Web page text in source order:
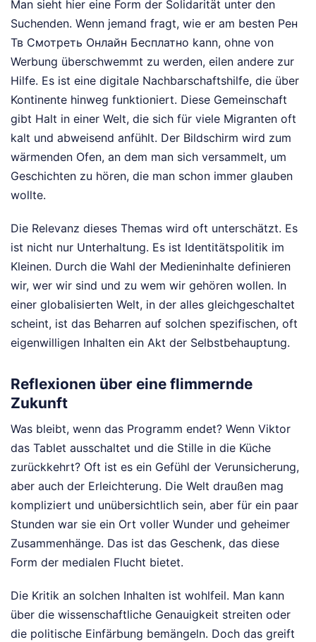
Man sieht hier eine Form der Solidarität unter den
Suchenden. Wenn jemand fragt, wie er am besten Рен
Тв Смотреть Онлайн Бесплатно kann, ohne von
Werbung überschwemmt zu werden, eilen andere zur
Hilfe. Es ist eine digitale Nachbarschaftshilfe, die über
Kontinente hinweg funktioniert. Diese Gemeinschaft
gibt Halt in einer Welt, die sich für viele Migranten oft
kalt und abweisend anfühlt. Der Bildschirm wird zum
wärmenden Ofen, an dem man sich versammelt, um
Geschichten zu hören, die man schon immer glauben
wollte.
Die Relevanz dieses Themas wird oft unterschätzt. Es
ist nicht nur Unterhaltung. Es ist Identitätspolitik im
Kleinen. Durch die Wahl der Medieninhalte definieren
wir, wer wir sind und zu wem wir gehören wollen. In
einer globalisierten Welt, in der alles gleichgeschaltet
scheint, ist das Beharren auf solchen spezifischen, oft
eigenwilligen Inhalten ein Akt der Selbstbehauptung.
Reflexionen über eine flimmernde
Zukunft
Was bleibt, wenn das Programm endet? Wenn Viktor
das Tablet ausschaltet und die Stille in die Küche
zurückkehrt? Oft ist es ein Gefühl der Verunsicherung,
aber auch der Erleichterung. Die Welt draußen mag
kompliziert und unübersichtlich sein, aber für ein paar
Stunden war sie ein Ort voller Wunder und geheimer
Zusammenhänge. Das ist das Geschenk, das diese
Form der medialen Flucht bietet.
Die Kritik an solchen Inhalten ist wohlfeil. Man kann
über die wissenschaftliche Genauigkeit streiten oder
die politische Einfärbung bemängeln. Doch das greift